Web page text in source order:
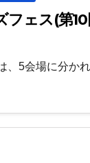
フェス(第
、5会場に分か